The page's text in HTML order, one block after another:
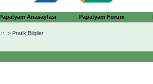
Papatyam Anasayfası Papatyam Forum
> Pratik Bilgiler